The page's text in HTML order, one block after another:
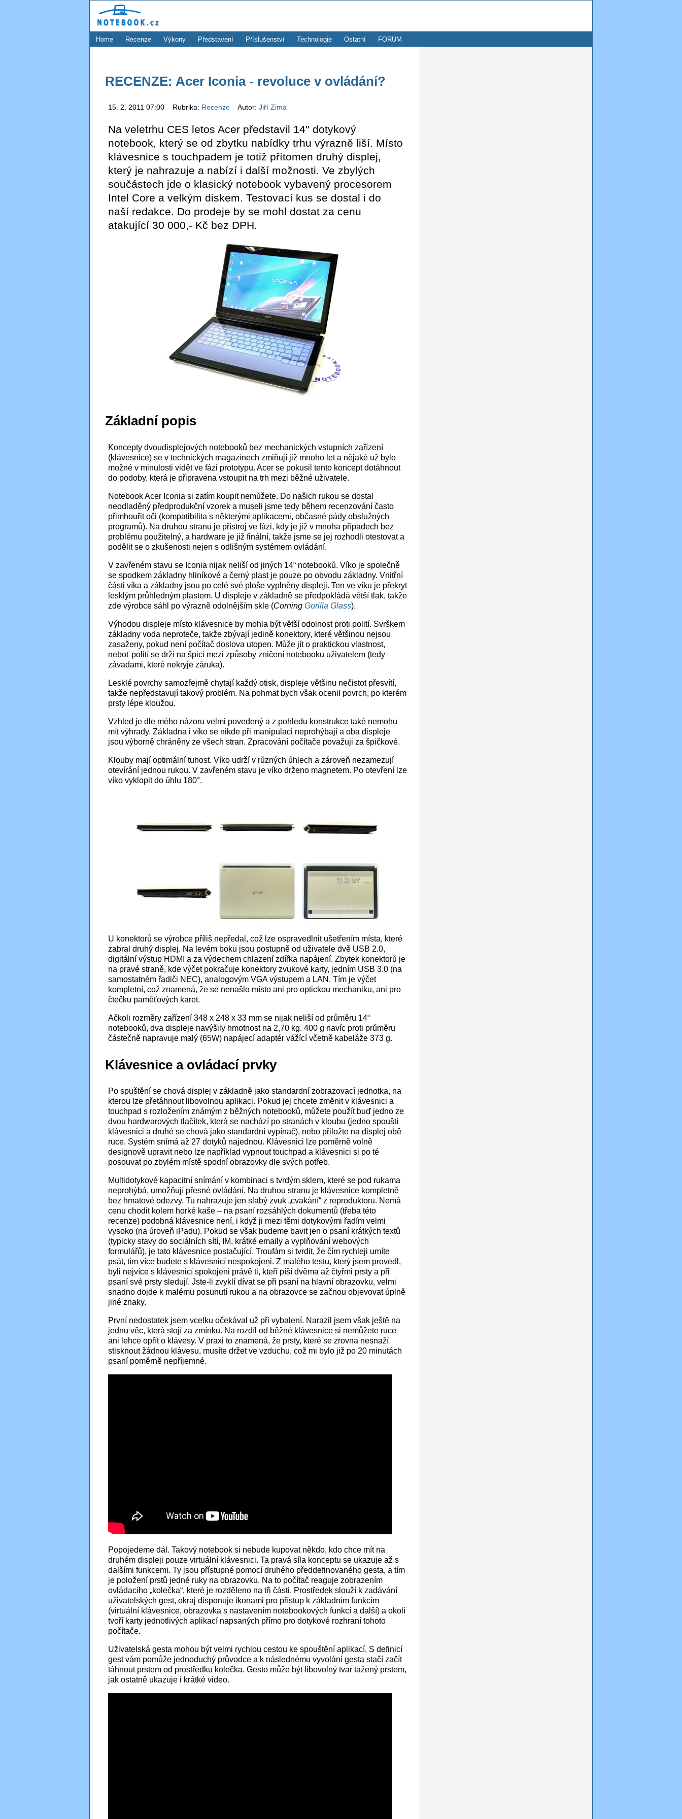
Home Recenze Výkony Představení Příslušenství Technologie Ostatní FORUM
RECENZE: Acer Iconia - revoluce v ovládání?
15. 2. 2011 07:00 Rubrika: Recenze Autor: Jiří Zima
Na veletrhu CES letos Acer představil 14'' dotykový
notebook, který se od zbytku nabídky trhu výrazně liší. Místo
klávesnice s touchpadem je totiž přítomen druhý displej,
který je nahrazuje a nabízí i další možnosti. Ve zbylých
součástech jde o klasický notebook vybavený procesorem
Intel Core a velkým diskem. Testovací kus se dostal i do
naší redakce. Do prodeje by se mohl dostat za cenu
atakující 30 000,- Kč bez DPH.
Základní popis
Koncepty dvoudisplejových notebooků bez mechanických vstupních zařízení
(klávesnice) se v technických magazínech zmiňují již mnoho let a nějaké už bylo
možné v minulosti vidět ve fázi prototypu. Acer se pokusil tento koncept dotáhnout
do podoby, která je připravena vstoupit na trh mezi běžné uživatele.
Notebook Acer Iconia si zatím koupit nemůžete. Do našich rukou se dostal
neodladěný předprodukční vzorek a museli jsme tedy během recenzování často
přimhouřit oči (kompatibilita s některými aplikacemi, občasné pády obslužných
programů). Na druhou stranu je přístroj ve fázi, kdy je již v mnoha případech bez
problému použitelný, a hardware je již finální, takže jsme se jej rozhodli otestovat a
podělit se o zkušenosti nejen s odlišným systémem ovládání.
V zavřeném stavu se Iconia nijak neliší od jiných 14“ notebooků. Víko je společně
se spodkem základny hliníkové a černý plast je pouze po obvodu základny. Vnitřní
části víka a základny jsou po celé své ploše vyplněny displeji. Ten ve víku je překryt
lesklým průhledným plastem. U displeje v základně se předpokládá větší tlak, takže
zde výrobce sáhl po výrazně odolnějším skle (Corning Gorilla Glass).
Výhodou displeje místo klávesnice by mohla být větší odolnost proti polití. Svrškem
základny voda neproteče, takže zbývají jedině konektory, které většinou nejsou
zasaženy, pokud není počítač doslova utopen. Může jít o praktickou vlastnost,
neboť polití se drží na špici mezi způsoby zničení notebooku uživatelem (tedy
závadami, které nekryje záruka).
Lesklé povrchy samozřejmě chytají každý otisk, displeje většinu nečistot přesvítí,
takže nepředstavují takový problém. Na pohmat bych však ocenil povrch, po kterém
prsty lépe kloužou.
Vzhled je dle mého názoru velmi povedený a z pohledu konstrukce také nemohu
mít výhrady. Základna i víko se nikde při manipulaci neprohýbají a oba displeje
jsou výborně chráněny ze všech stran. Zpracování počítače považuji za špičkové.
Klouby mají optimální tuhost. Víko udrží v různých úhlech a zároveň nezamezují
otevírání jednou rukou. V zavřeném stavu je víko drženo magnetem. Po otevření lze
víko vyklopit do úhlu 180°.
U konektorů se výrobce příliš nepředal, což lze ospravedlnit ušetřením místa, které
zabral druhý displej. Na levém boku jsou postupně od uživatele dvě USB 2.0,
digitální výstup HDMI a za výdechem chlazení zdířka napájení. Zbytek konektorů je
na pravé straně, kde výčet pokračuje konektory zvukové karty, jedním USB 3.0 (na
samostatném řadiči NEC), analogovým VGA výstupem a LAN. Tím je výčet
kompletní, což znamená, že se nenašlo místo ani pro optickou mechaniku, ani pro
čtečku paměťových karet.
Ačkoli rozměry zařízení 348 x 248 x 33 mm se nijak neliší od průměru 14“
notebooků, dva displeje navýšily hmotnost na 2,70 kg. 400 g navíc proti průměru
částečně napravuje malý (65W) napájecí adaptér vážící včetně kabeláže 373 g.
Klávesnice a ovládací prvky
Po spuštění se chová displej v základně jako standardní zobrazovací jednotka, na
kterou lze přetáhnout libovolnou aplikaci. Pokud jej chcete změnit v klávesnici a
touchpad s rozložením známým z běžných notebooků, můžete použít buď jedno ze
dvou hardwarových tlačítek, která se nachází po stranách v kloubu (jedno spouští
klávesnici a druhé se chová jako standardní vypínač), nebo přiložte na displej obě
ruce. Systém snímá až 27 dotyků najednou. Klávesnici lze poměrně volně
designově upravit nebo lze například vypnout touchpad a klávesnici si po té
posouvat po zbylém místě spodní obrazovky dle svých potřeb.
Multidotykové kapacitní snímání v kombinaci s tvrdým sklem, které se pod rukama
neprohýbá, umožňují přesné ovládání. Na druhou stranu je klávesnice kompletně
bez hmatové odezvy. Tu nahrazuje jen slabý zvuk „cvakání“ z reproduktoru. Nemá
cenu chodit kolem horké kaše – na psaní rozsáhlých dokumentů (třeba této
recenze) podobná klávesnice není, i když ji mezi těmi dotykovými řadím velmi
vysoko (na úroveň iPadu). Pokud se však budeme bavit jen o psaní krátkých textů
(typicky stavy do sociálních sítí, IM, krátké emaily a vyplňování webových
formulářů), je tato klávesnice postačující. Troufám si tvrdit, že čím rychleji umíte
psát, tím více budete s klávesnicí nespokojeni. Z malého testu, který jsem provedl,
byli nejvíce s klávesnicí spokojeni právě ti, kteří píší dvěma až čtyřmi prsty a při
psaní své prsty sledují. Jste-li zvyklí dívat se při psaní na hlavní obrazovku, velmi
snadno dojde k malému posunutí rukou a na obrazovce se začnou objevovat úplně
jiné znaky.
První nedostatek jsem vcelku očekával už při vybalení. Narazil jsem však ještě na
jednu věc, která stojí za zmínku. Na rozdíl od běžné klávesnice si nemůžete ruce
ani lehce opřít o klávesy. V praxi to znamená, že prsty, které se zrovna nesnaží
stisknout žádnou klávesu, musíte držet ve vzduchu, což mi bylo již po 20 minutách
psaní poměrně nepříjemné.
Popojedeme dál. Takový notebook si nebude kupovat někdo, kdo chce mít na
druhém displeji pouze virtuální klávesnici. Ta pravá síla konceptu se ukazuje až s
dalšími funkcemi. Ty jsou přístupné pomocí druhého předdefinovaného gesta, a tím
je položení prstů jedné ruky na obrazovku. Na to počítač reaguje zobrazením
ovládacího „kolečka“, které je rozděleno na tři části. Prostředek slouží k zadávání
uživatelských gest, okraj disponuje ikonami pro přístup k základním funkcím
(virtuální klávesnice, obrazovka s nastavením notebookových funkcí a další) a okolí
tvoří karty jednotlivých aplikací napsaných přímo pro dotykové rozhraní tohoto
počítače.
Uživatelská gesta mohou být velmi rychlou cestou ke spouštění aplikací. S definicí
gest vám pomůže jednoduchý průvodce a k následnému vyvolání gesta stačí začít
táhnout prstem od prostředku kolečka. Gesto může být libovolný tvar tažený prstem,
jak ostatně ukazuje i krátké video.